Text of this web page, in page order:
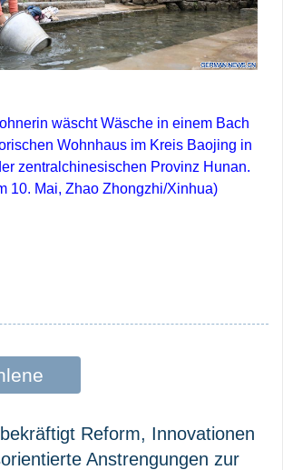
wäscht Wäsche in einem Bach
Wohnhaus im Kreis Baojing in
zentralchinesischen Provinz Hunan.
10. Mai, Zhao Zhongzhi/Xinhua)
Reform, Innovationen
Anstrengungen zur